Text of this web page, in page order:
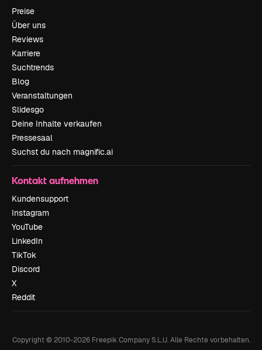
Preise
Über uns
Reviews
Karriere
Suchtrends
Blog
Veranstaltungen
Slidesgo
Deine Inhalte verkaufen
Pressesaal
Suchst du nach magnific.ai
Kontakt aufnehmen
Kundensupport
Instagram
YouTube
LinkedIn
TikTok
Discord
X
Reddit
Copyright © 2010-2026Freepik Company S.L.U. Alle Rechte vorbehalten.